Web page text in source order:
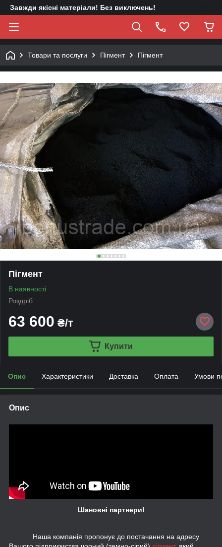
Завжди якісні матеріали! Без виключень!
Товари та послуги Пігмент Пігмент
Пігмент
В наявності
Роздріб
63 600 ₴/т
Купити
Опис Характеристики Доставка Оплата Умови
Опис
Шановні партнери!
Наша компанія пропонує до постачання на адресу